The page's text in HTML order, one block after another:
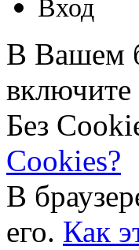
Вход
В Вашем
включите
Без
Cookies?
В
его. Как